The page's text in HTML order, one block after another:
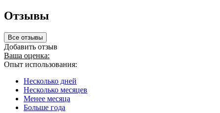
Отзывы
Все отзывы
Добавить отзыв
Ваша оценка:
Опыт использования:
Несколько дней
Несколько месяцев
Менее месяца
Больше года